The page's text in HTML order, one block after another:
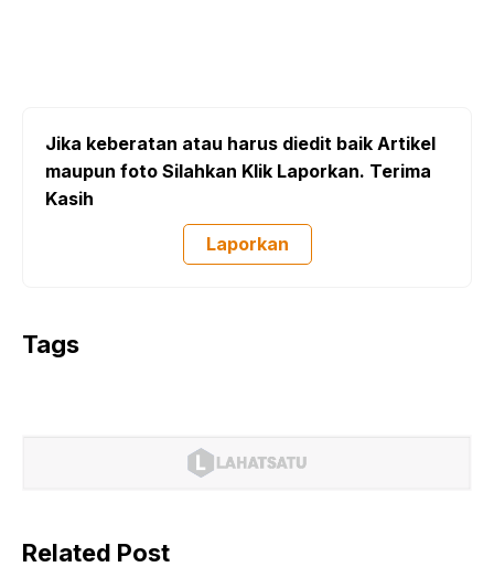
Jika keberatan atau harus diedit baik Artikel
maupun foto Silahkan Klik Laporkan. Terima
Kasih
Laporkan
Tags
Related Post